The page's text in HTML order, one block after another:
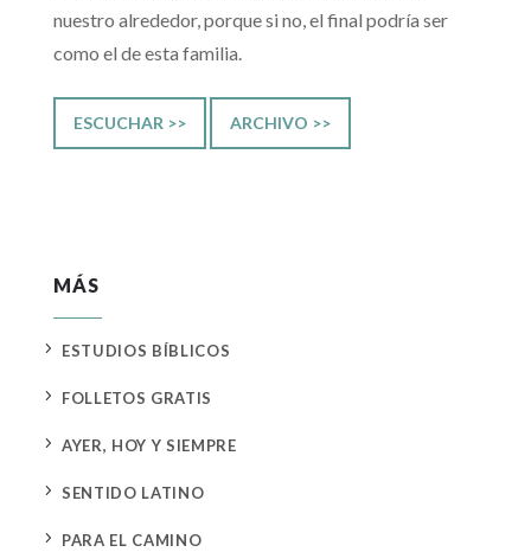
nuestro alrededor, porque si no, el final podría ser
como el de esta familia.
ESCUCHAR >> ARCHIVO >>
MÁS
5 ESTUDIOS BÍBLICOS
5 FOLLETOS GRATIS
5 AYER, HOY Y SIEMPRE
5 SENTIDO LATINO
5 PARA EL CAMINO